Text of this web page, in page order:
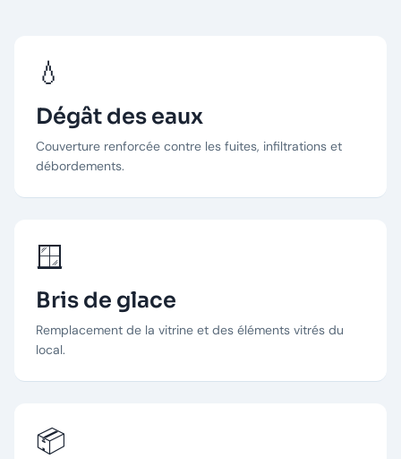
💧
Dégât des eaux
Couverture renforcée contre les fuites, infiltrations et
débordements.
🪟
Bris de glace
Remplacement de la vitrine et des éléments vitrés du
local.
📦